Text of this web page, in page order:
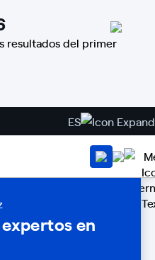
resultados del primer
ES
en